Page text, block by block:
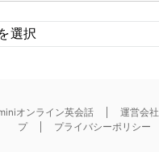
オンライン英会話 運営会社
プ
プライバシーポリシー